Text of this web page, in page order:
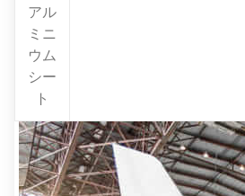
アル
ミニ
ウム
シー
ト